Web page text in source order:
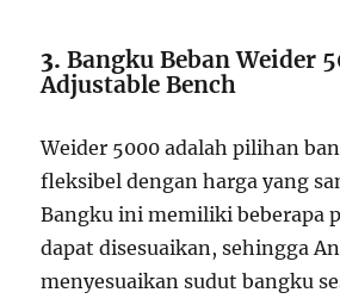
3.Bangku Beban Weider
Adjustable Bench
Weider 5000 adalah pilihan
fleksibel dengan harga yang
Bangku ini memiliki beberapa
dapat disesuaikan, sehingga
menyesuaikan sudut bangku